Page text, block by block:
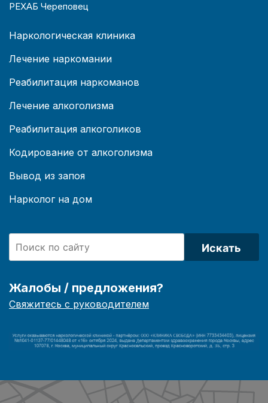
РЕХАБ Череповец
Наркологическая клиника
Лечение наркомании
Реабилитация наркоманов
Лечение алкоголизма
Реабилитация алкоголиков
Кодирование от алкоголизма
Вывод из запоя
Нарколог на дом
Искать
Жалобы / предложения?
Свяжитесь с руководителем